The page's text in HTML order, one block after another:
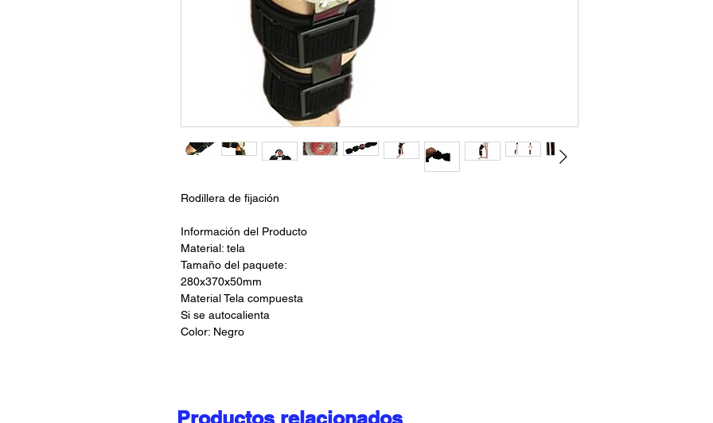
Rodillera de fijación
Información del Producto
Material: tela
Tamaño del paquete:
280x370x50mm
Material Tela compuesta
Si se autocalienta
Color: Negro
Productos relacionados